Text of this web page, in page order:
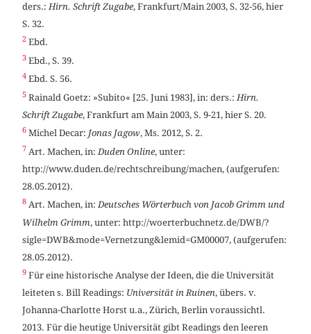
ders.:Hirn. Schrift Zugabe, Frankfurt/Main 2003, S. 32-56, hier
S. 32.
2 Ebd.
3 Ebd., S. 39.
4 Ebd. S. 56.
5 Rainald Goetz: »Subito« [25. Juni 1983], in: ders.:Hirn.
Schrift Zugabe, Frankfurt am Main 2003, S. 9-21, hier S. 20.
6 Michel Decar: Jonas Jagow, Ms. 2012, S. 2.
7 Art. Machen, in:Duden Online, unter:
http://www.duden.de/rechtschreibung/machen, (aufgerufen:
28.05.2012).
8 Art. Machen, in:Deutsches Wörterbuch von Jacob Grimm und
Wilhelm Grimm, unter: http://woerterbuchnetz.de/DWB/?
sigle=DWB&mode=Vernetzung&lemid=GM00007, (aufgerufen:
28.05.2012).
9 Für eine historische Analyse der Ideen, die die Universität
leiteten s. Bill Readings: Universität in Ruinen, übers. v.
Johanna-Charlotte Horst u.a., Zürich, Berlin voraussichtl.
2013. Für die heutige Universität gibt Readings den leeren